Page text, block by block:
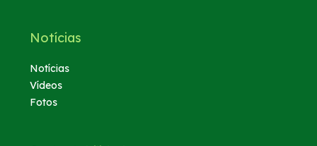
Telefones Úteis
Trabalhe Conosco
Notícias
Notícias
Vídeos
Fotos